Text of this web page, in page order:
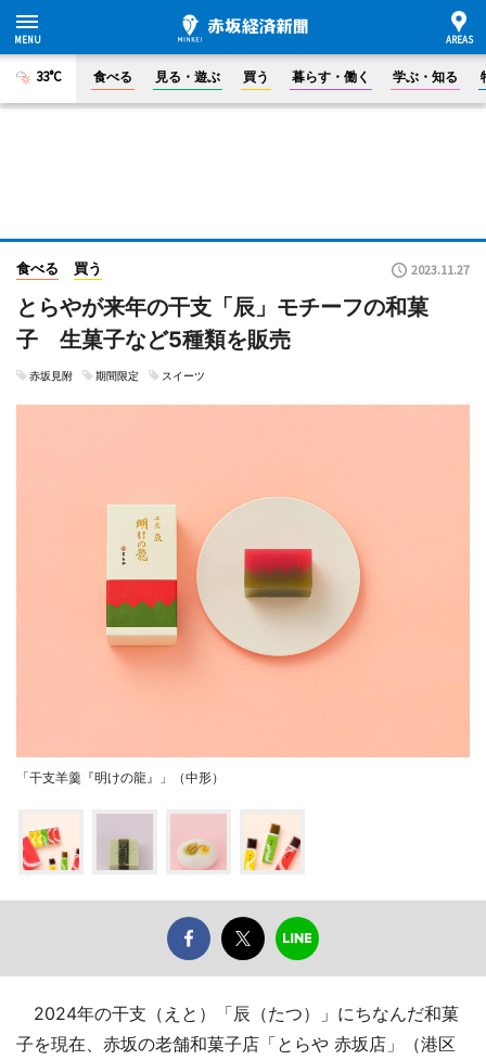
33°C 食べる 見る・遊ぶ 買う 暮らす・働く 学ぶ・知る
食べる 買う 2023.11.27
とらやが来年の干支「辰」モチーフの和菓
子 生菓子など5種類を販売
赤坂見附 期間限定 スイーツ
「干支羊羹『明けの龍』」（中形）
2024年の干支（えと）「辰（たつ）」にちなんだ和菓
子を現在、赤坂の老舗和菓子店「とらや 赤坂店」（港区